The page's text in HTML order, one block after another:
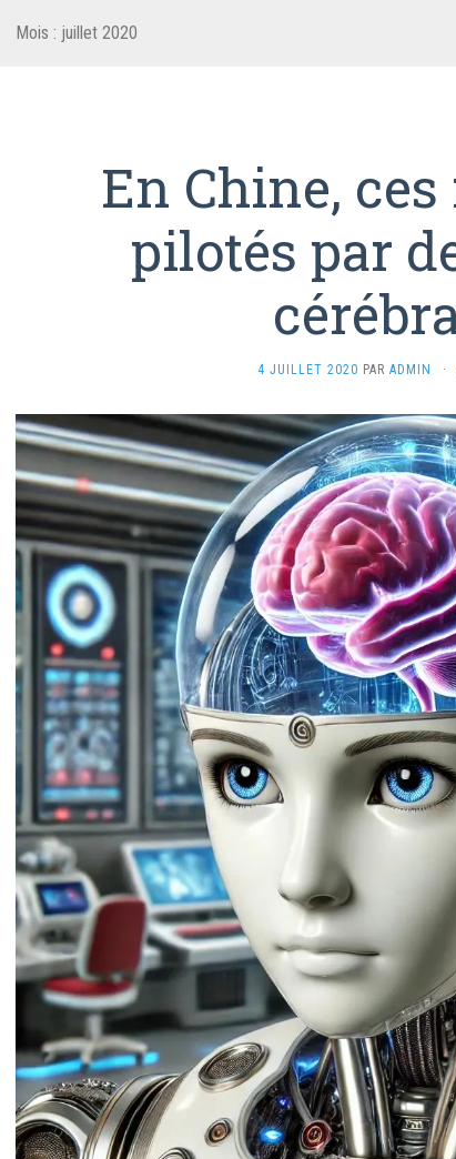
Mois : juillet 2020
En Chine,
pilotés par
4 JUILLET 2020 PAR ADMIN ·